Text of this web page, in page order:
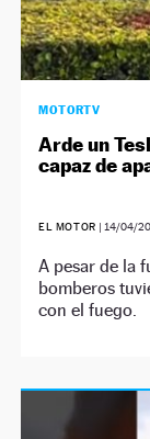
MOTORTV
Arde un
capaz de
EL MOTOR | 14/04/
A pesar de la
bomberos
con el fuego.